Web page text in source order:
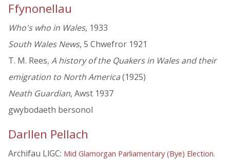
Ffynonellau
Who's who in Wales, 1933
South Wales News, 5 Chwefror 1921
T. M. Rees, A history of the Quakers in Wales and their
emigration to North America(1925)
Neath Guardian, Awst 1937
gwybodaeth bersonol
Darllen Pellach
Archifau LlGC: Mid Glamorgan Parliamentary (Bye) Election.